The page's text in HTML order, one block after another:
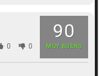
90
MUY BUENO
0 0